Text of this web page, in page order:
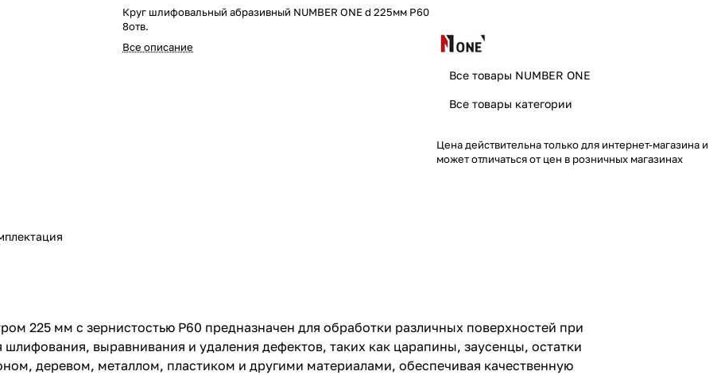
Круг шлифовальный абразивный NUMBER ONE d 225мм Р60
8отв.
Все описание
Все товары NUMBER ONE
Все товары категории
Цена действительна только для интернет-магазина и
может отличаться от цен в розничных магазинах
225 мм с зернистостью P60 предназначен для обработки различных поверхностей при
выравнивания и удаления дефектов, таких как царапины, заусенцы, остатки
деревом, металлом, пластиком и другими материалами, обеспечивая качественную